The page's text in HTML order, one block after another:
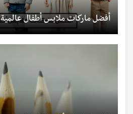
أفضل ماركات ملابس أطفال عالمية